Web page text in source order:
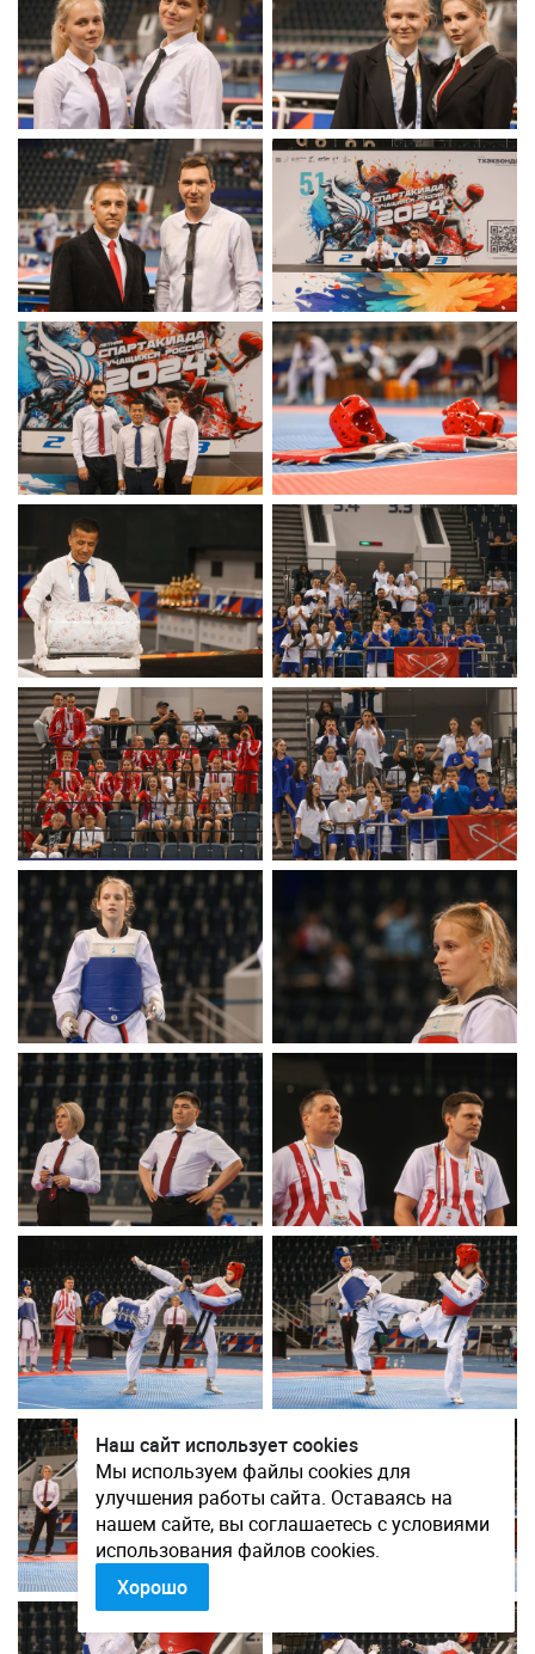
Наш сайт использует cookies
Мы используем файлы cookies для
улучшения работы сайта. Оставаясь на
нашем сайте, вы соглашаетесь с условиями
использования файлов cookies.
Хорошо